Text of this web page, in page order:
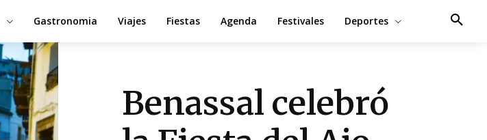
Gastronomia Viajes Fiestas Agenda Festivales Deportes
Benassal celebró